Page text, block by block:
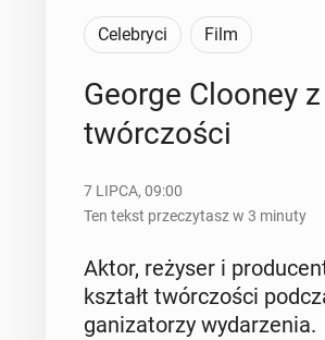
Celebryci Film
George Clooney
twór­czo­ści
7 LIPCA, 09:00
Ten tekst przeczytasz w 3 minuty
Aktor, reżyser i
kształt twór­czo­ści
ga­ni­za­to­rzy wy­da­rze­nia.